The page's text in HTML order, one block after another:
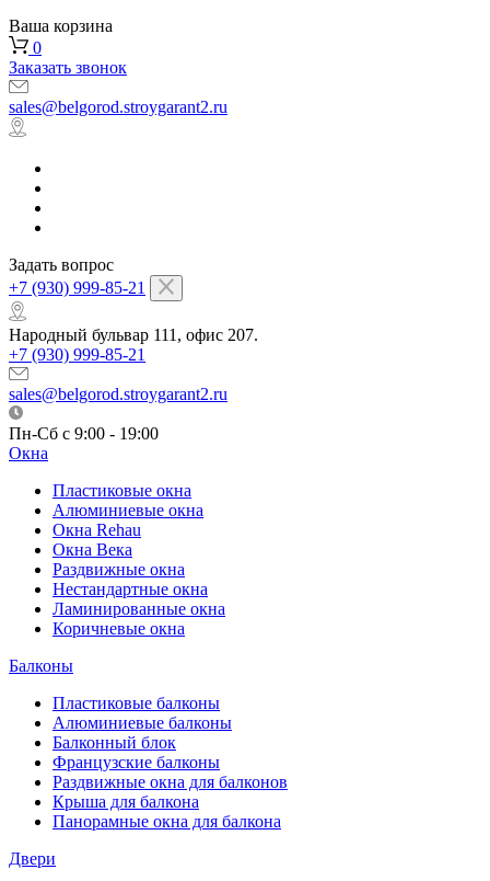
Ваша корзина
0
Заказать звонок
sales@belgorod.stroygarant2.ru
Задать вопрос
+7 (930) 999-85-21
Народный бульвар 111, офис 207.
+7 (930) 999-85-21
sales@belgorod.stroygarant2.ru
Пн-Сб с 9:00 - 19:00
Окна
Пластиковые окна
Алюминиевые окна
Окна Rehau
Окна Века
Раздвижные окна
Нестандартные окна
Ламинированные окна
Коричневые окна
Балконы
Пластиковые балконы
Алюминиевые балконы
Балконный блок
Французские балконы
Раздвижные окна для балконов
Крыша для балкона
Панорамные окна для балкона
Двери